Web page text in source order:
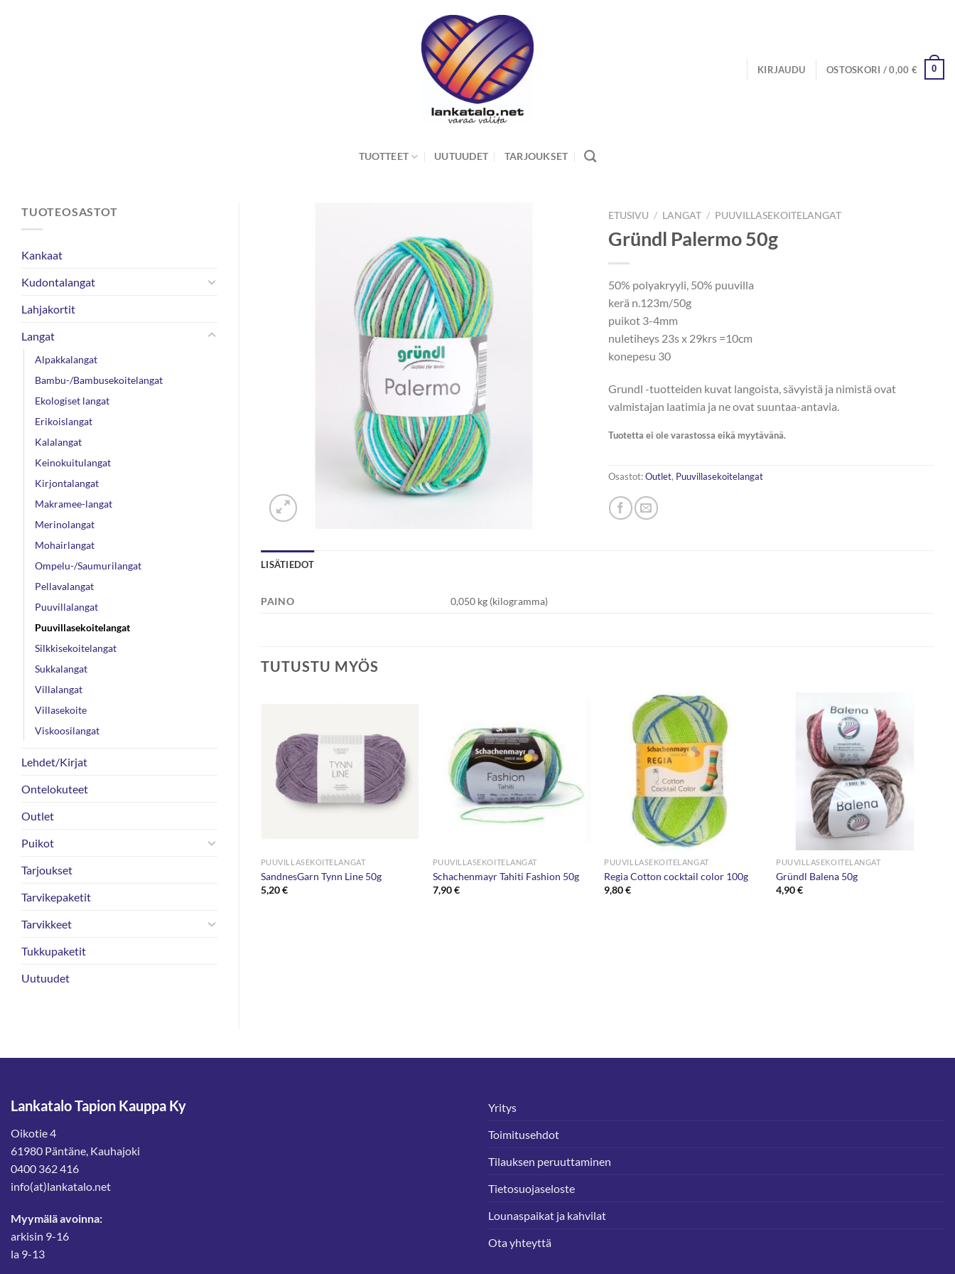
KIRJAUDU OSTOSKORI /0,00 € 0
TUOTTEET UUTUUDET TARJOUKSET
TUOTEOSASTOT
Kankaat
Kudontalangat
Lahjakortit
Langat
Alpakkalangat
Bambu-/Bambusekoitelangat
Ekologiset langat
Erikoislangat
Kalalangat
Keinokuitulangat
Kirjontalangat
Makramee-langat
Merinolangat
Mohairlangat
Ompelu-/Saumurilangat
Pellavalangat
Puuvillalangat
Puuvillasekoitelangat
Silkkisekoitelangat
Sukkalangat
Villalangat
Villasekoite
Viskoosilangat
Lehdet/Kirjat
Ontelokuteet
Outlet
Puikot
Tarjoukset
Tarvikepaketit
Tarvikkeet
Tukkupaketit
Uutuudet
ETUSIVU / LANGAT / PUUVILLASEKOITELANGAT
Gründl Palermo 50g
50% polyakryyli, 50% puuvilla
kerä n.123m/50g
puikot 3-4mm
nuletiheys 23s x 29krs =10cm
konepesu 30
Grundl -tuotteiden kuvat langoista, sävyistä ja nimistä ovat
valmistajan laatimia ja ne ovat suuntaa-antavia.
Tuotetta ei ole varastossa eikä myytävänä.
Osastot:Outlet, Puuvillasekoitelangat
LISÄTIEDOT
PAINO 0,050 kg (kilogramma)
TUTUSTU MYÖS
PUUVILLASEKOITELANGAT
SandnesGarn Tynn Line 50g
5,20€
PUUVILLASEKOITELANGAT
Schachenmayr Tahiti Fashion 50g
7,90€
PUUVILLASEKOITELANGAT
Regia Cotton cocktail color 100g
9,80€
PUUVILLASEKOITELANGAT
Gründl Balena 50g
4,90€
50g
Lankatalo Tapion Kauppa Ky
Oikotie 4
61980 Päntäne, Kauhajoki
0400 362 416
info(at)lankatalo.net
Myymälä avoinna:
arkisin 9-16
la 9-13
Yritys
Toimitusehdot
Tilauksen peruuttaminen
Tietosuojaseloste
Lounaspaikat ja kahvilat
Ota yhteyttä